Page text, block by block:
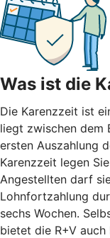
Was ist die
Die Karenzzeit ist
liegt zwischen dem
ersten Auszahlung
Karenzzeit legen
Angestellten darf
Lohnfortzahlung
sechs Wochen.
bietet die R+V